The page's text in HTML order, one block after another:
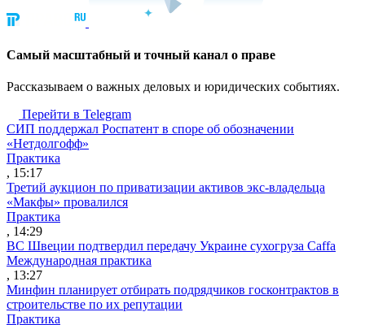
Cамый масштабный и точный канал о праве
Рассказываем о важных деловых и юридических событиях.
Перейти в Telegram
СИП поддержал Роспатент в споре об обозначении
«Нетдолгофф»
Практика
, 15:17
Третий аукцион по приватизации активов экс-владельца
«Макфы» провалился
Практика
, 14:29
ВС Швеции подтвердил передачу Украине сухогруза Caffa
Международная практика
, 13:27
Минфин планирует отбирать подрядчиков госконтрактов в
строительстве по их репутации
Практика